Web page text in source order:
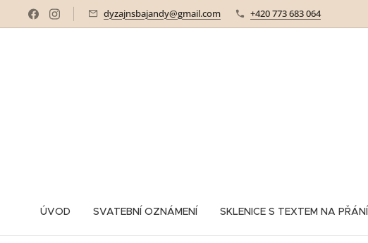
dyzajnsbajandy@gmail.com +420 773 683 064
ÚVOD SVATEBNÍ OZNÁMENÍ SKLENICE S TEXTEM NA PŘÁNÍ